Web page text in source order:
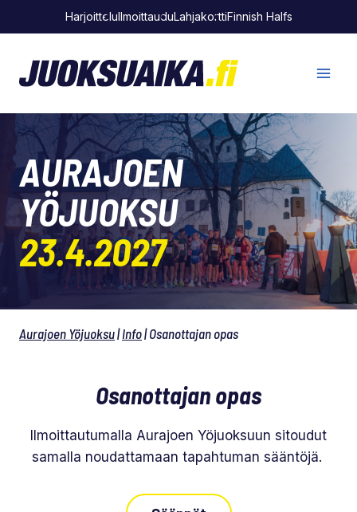
sisältöön
HarjoitteluIlmoittauduLahjakorttiFinnish Halfs
AURAJOEN
YÖJUOKSU
23.4.2027
Aurajoen Yöjuoksu|Info|Osanottajan opas
Osanottajan opas
Ilmoittautumalla Aurajoen Yöjuoksuun sitoudut
samalla noudattamaan tapahtuman sääntöjä.